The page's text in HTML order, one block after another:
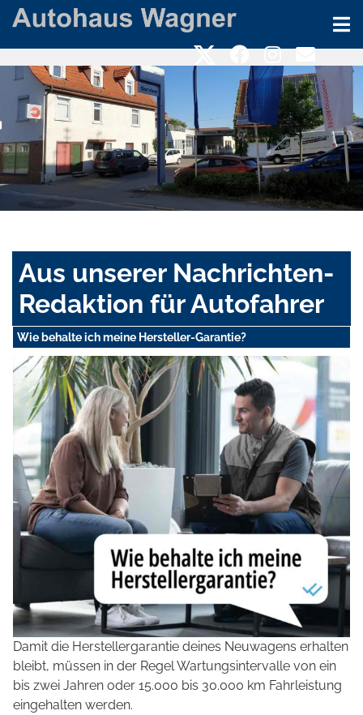
Aus unserer Nachrichten-
Redaktion für Autofahrer
Wie behalte ich meine Hersteller-Garantie?
Damit die Herstellergarantie deines Neuwagens erhalten
bleibt, müssen in der Regel Wartungsintervalle von ein
bis zwei Jahren oder 15.000 bis 30.000 km Fahrleistung
eingehalten werden.